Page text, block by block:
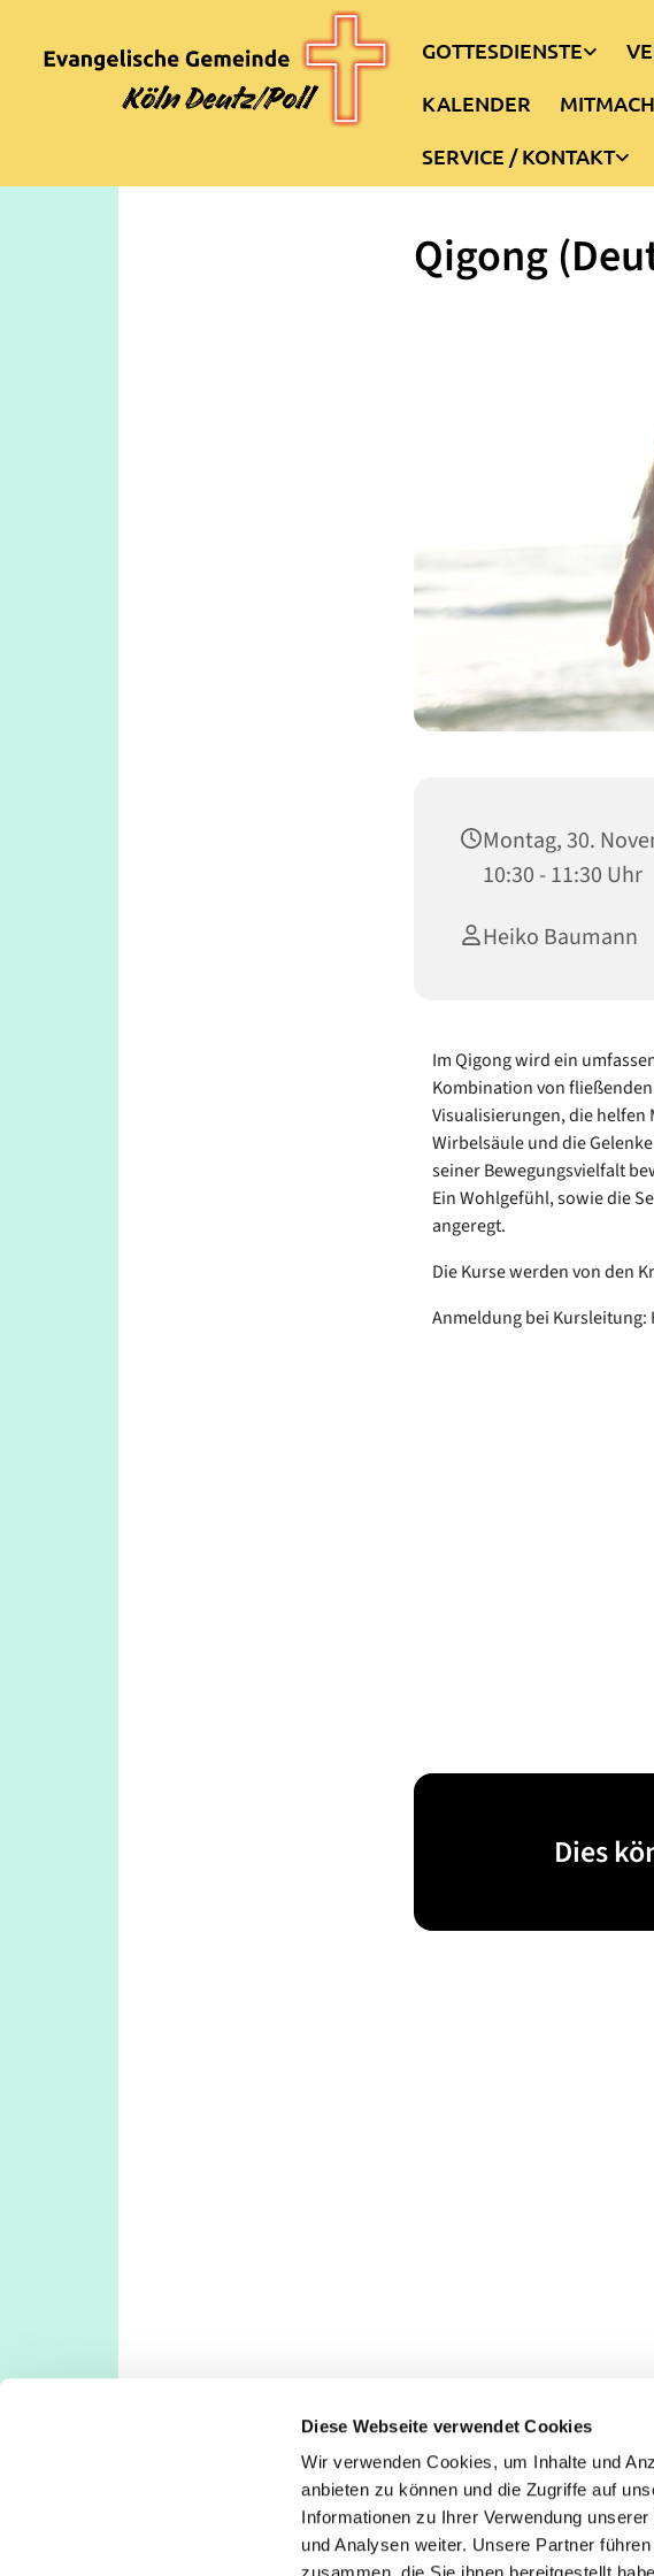
Diese Webseite verwendet Cookies
Wir verwenden Cookies, um Inhalte und
anbieten zu können und die Zugriffe auf
Informationen zu Ihrer Verwendung
und Analysen weiter. Unsere Partner
GOTTESDIENSTE
KALENDER
SERVICE / KONTAKT
Qigong
Montag, 30.
10:30 - 11:30 Uhr
Heiko Baumann
Im Qigong wird ein
Kombination von
Visualisierungen, die helfen
Wirbelsäule und die
seiner Bewegungsvielfalt
Ein Wohlgefühl, sowie die
angeregt.
Die Kurse werden von den
Anmeldung bei Kursleitung:
Dies
Evangelische Kirchengemeinde Köln-Deutz/Poll
Deutz: Tempelstraße 29, 50679 Köln
Poll: Rolshover Str. 588a, 51105 Köln
koeln-deutz-poll@ekir.de